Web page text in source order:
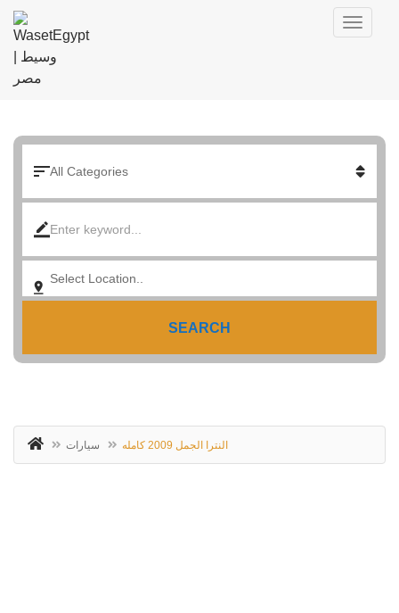
SEARCH
سيارات النترا الجمل 2009 كامله